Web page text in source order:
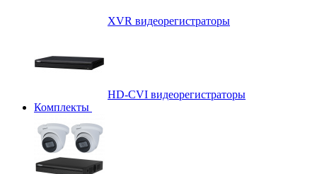
XVR видеорегистраторы
HD-CVI видеорегистраторы
Комплекты